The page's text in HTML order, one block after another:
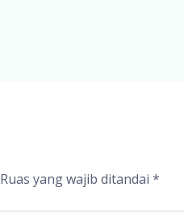
Ruas yang wajib ditandai *